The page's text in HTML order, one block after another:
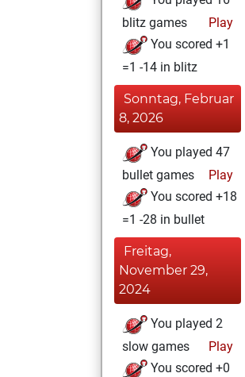
blitz games
Play
You scored +1
=1 -14 in blitz
Sonntag, Februar
8, 2026
You played 47
bullet games
Play
You scored +18
=1 -28 in bullet
Freitag,
November 29,
2024
You played 2
slow games
Play
You scored +0